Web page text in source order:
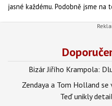
jasné každému. Podobně jsme
Bizár Jiřího Krampola:
Zendaya a Tom Holland
Teď unikly